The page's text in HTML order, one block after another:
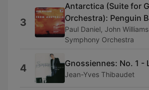
3
Antarctica (Suite for
Orchestra): Penguin
Paul Daniel, John
Symphony Orchestra
4 Gnossiennes: No. 1 -
Jean-Yves Thibaudet